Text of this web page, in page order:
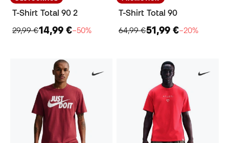
T-Shirt Total 90 2
29,99 €14,99 €−50%
T-Shirt Total 90
64,99 €51,99 €−20%